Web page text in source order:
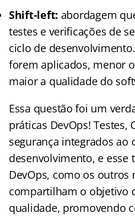
Shift-left: abordagem
testes e verificações de
ciclo de
forem aplicados, menor
maior a qualidade do
Essa questão foi um
práticas DevOps! Testes,
segurança integrados ao
desenvolvimento, e
DevOps, como os outros
compartilham o objetivo
qualidade, promovendo